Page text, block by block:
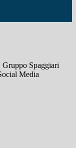
Spaggiari
Media